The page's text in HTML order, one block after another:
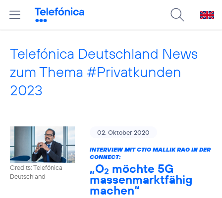
Telefónica Deutschland News
zum Thema #Privatkunden
2023
Credits: Telefónica
Deutschland
02. Oktober 2020
INTERVIEW MIT CTIO MALLIK RAO IN DER
CONNECT:
„O2 möchte 5G
massenmarktfähig
machen“